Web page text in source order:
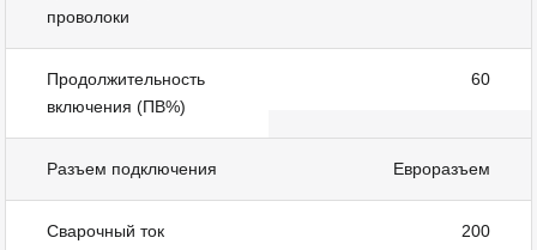
проволоки
Продолжительность
включения (ПВ%)
60
Разъем подключения Евроразъем
Сварочный ток
200